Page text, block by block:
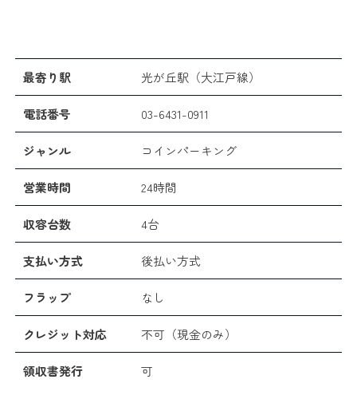
最寄り駅 光が丘駅（大江戸線）
電話番号 03-6431-0911
ジャンル コインパーキング
営業時間 24時間
収容台数 4台
支払い方式 後払い方式
フラップ なし
クレジット対応 不可（現金のみ）
領収書発行 可